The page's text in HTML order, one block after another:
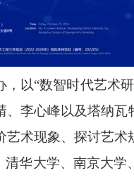
以“数智时代艺术
李心峰以及塔纳瓦
术现象、探讨艺
华大学、南京大